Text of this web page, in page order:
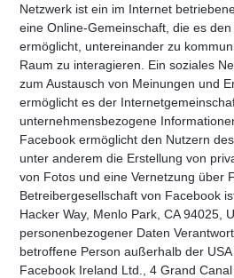
Netzwerk ist ein im Internet
eine Online-Gemeinschaft, die es
ermöglicht, untereinander zu
Raum zu interagieren. Ein soziales
zum Austausch von Meinungen und
ermöglicht es der
unternehmensbezogene
Facebook ermöglicht den Nutzern
unter anderem die Erstellung von
von Fotos und eine Vernetzung über
Betreibergesellschaft von Facebook
Hacker Way, Menlo Park, CA 94025,
personenbezogener Daten
betroffene Person außerhalb der
Facebook Ireland Ltd., 4 Grand